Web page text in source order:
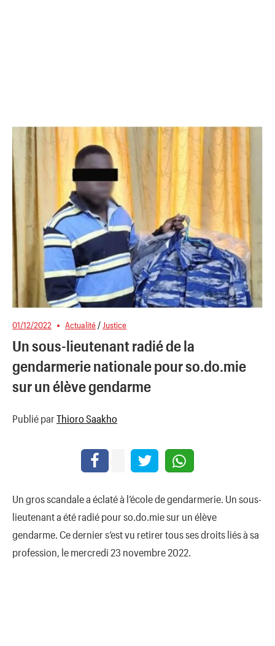
01/12/2022 Actualité / Justice
Un sous-lieutenant radié de la
gendarmerie nationale pour so.do.mie
sur un élève gendarme
Publié par Thioro Saakho
Un gros scandale a éclaté à l’école de gendarmerie. Un sous-
lieutenant a été radié pour so.do.mie sur un élève
gendarme. Ce dernier s’est vu retirer tous ses droits liés à sa
profession, le mercredi 23 novembre 2022.